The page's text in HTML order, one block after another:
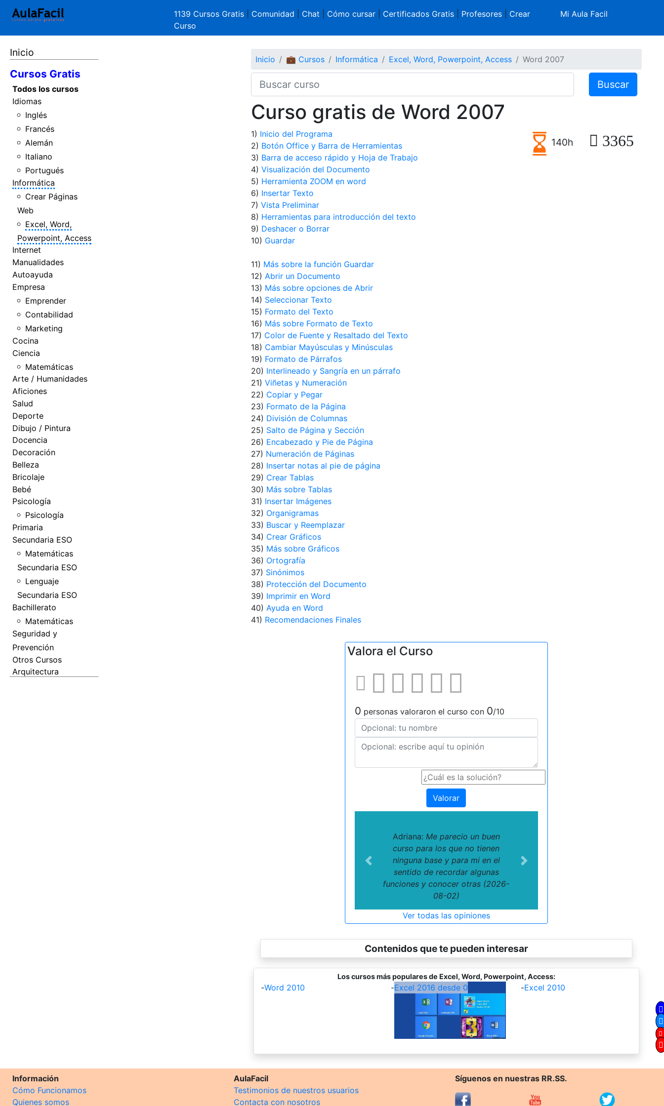
1139 Cursos Gratis Comunidad Chat Cómo cursar| Certificados Gratis| Profesores| Crear
Curso
Mi Aula Facil
Inicio
Cursos Gratis
Todos los cursos
Idiomas
Inglés
Francés
Alemán
Italiano
Portugués
Informática
Crear Páginas
Web
Excel, Word,
Powerpoint, Access
Internet
Manualidades
Autoayuda
Empresa
Emprender
Contabilidad
Marketing
Cocina
Ciencia
Matemáticas
Arte / Humanidades
Aficiones
Salud
Deporte
Dibujo / Pintura
Docencia
Decoración
Belleza
Bricolaje
Bebé
Psicología
Psicología
Primaria
Secundaria ESO
Matemáticas
Secundaria ESO
Lenguaje
Secundaria ESO
Bachillerato
Matemáticas
Seguridad y
Prevención
Otros Cursos
Arquitectura
Inicio 💼 Cursos Informática Excel, Word, Powerpoint, Access Word 2007
Buscar
Curso gratis de Word 2007
140h 3365
1) Inicio del Programa
2) Botón Office y Barra de Herramientas
3) Barra de acceso rápido y Hoja de Trabajo
4) Visualización del Documento
5) Herramienta ZOOM en word
6) Insertar Texto
7) Vista Preliminar
8) Herramientas para introducción del texto
9) Deshacer o Borrar
10) Guardar
11) Más sobre la función Guardar
12) Abrir un Documento
13) Más sobre opciones de Abrir
14) Seleccionar Texto
15) Formato del Texto
16) Más sobre Formato de Texto
17) Color de Fuente y Resaltado del Texto
18) Cambiar Mayúsculas y Minúsculas
19) Formato de Párrafos
20) Interlineado y Sangría en un párrafo
21) Viñetas y Numeración
22) Copiar y Pegar
23) Formato de la Página
24) División de Columnas
25) Salto de Página y Sección
26) Encabezado y Pie de Página
27) Numeración de Páginas
28) Insertar notas al pie de página
29) Crear Tablas
30) Más sobre Tablas
31) Insertar Imágenes
32) Organigramas
33) Buscar y Reemplazar
34) Crear Gráficos
35) Más sobre Gráficos
36) Ortografía
37) Sinónimos
38) Protección del Documento
39) Imprimir en Word
40) Ayuda en Word
41) Recomendaciones Finales
Valora el Curso
0 personas valoraron el curso con 0/10
Valorar
Adriana: Me parecio un buen
curso para los que no tienen
ninguna base y para mi en el
sentido de recordar algunas
funciones y conocer otras (2026-
08-02)
Previous Next
Ver todas las opiniones
Contenidos que te pueden interesar
Los cursos más populares de Excel, Word, Powerpoint, Access:
-Word 2010 -Excel 2016 desde 0 -Excel 2010
Información
Cómo Funcionamos
Quienes somos
AulaFacil
Testimonios de nuestros usuarios
Contacta con nosotros
Síguenos en nuestras RR.SS.